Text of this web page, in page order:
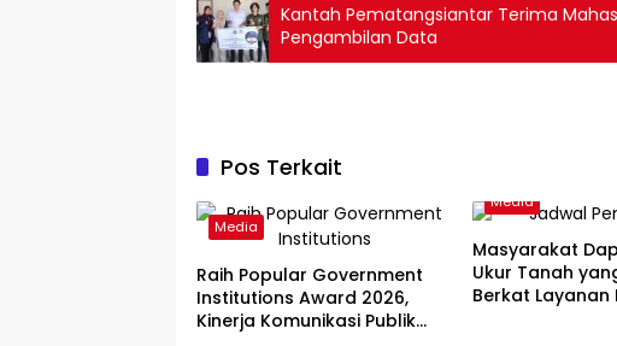
Kantah Pematangsiantar Terima
Pengambilan Data
Pos Terkait
Media
Raih Popular Government
Institutions Award 2026,
Kinerja Komunikasi Publik
Media
Masyarakat
Ukur Tanah
Berkat Layanan